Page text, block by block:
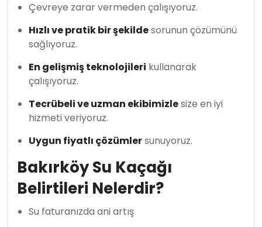
Çevreye zarar vermeden çalışıyoruz.
Hızlı ve pratik bir şekildesorunun çözümünü
sağlıyoruz.
En gelişmiş teknolojileri kullanarak
çalışıyoruz.
Tecrübeli ve uzman ekibimizlesize en iyi
hizmeti veriyoruz.
Uygun fiyatlı çözümlersunuyoruz.
Bakırköy Su Kaçağı
Belirtileri Nelerdir?
Su faturanızda ani artış